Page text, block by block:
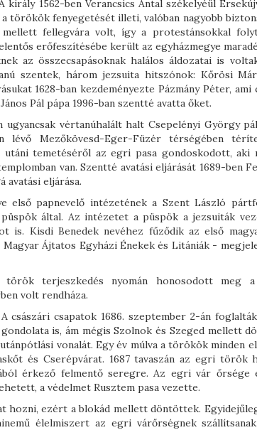
király 1562-ben Verancsics Antal székelyéül
törökök fenyegetését illeti, valóban nagyobb
fellegvára volt, így a protestánsokkal
erőfeszítésébe került az egyházmegye
az összecsapásoknak halálos áldozatai is
szentek, három jezsuita hitszónok: Kőrösi
1628-ban kezdeményezte Pázmány Péter, ami
Pál pápa 1996-ban szentté avatta őket.
vértanúhalált halt Csepelényi György
Mezőkövesd-Eger-Füzér térségében
temetéséről az egri pasa gondoskodott, aki
van. Szentté avatási eljárását 1689-ben
avatási eljárása.
első papnevelő intézetének a Szent László
püspök által. Az intézetet a püspök a jezsuiták
is. Kisdi Benedek nevéhez fűződik az első
Ájtatos Egyházi Énekek és Litániák -
török terjeszkedés nyomán honosodott meg
volt rendháza.
császári csapatok 1686. szeptember 2-án
is, ám mégis Szolnok és Szeged mellett
vonalát. Egy év múlva a törökök minden
és Cserépvárat. 1687 tavaszán az egri török
érkező felmentő seregre. Az egri vár őrsége
a védelmet Rusztem pasa vezette.
hozni, ezért a blokád mellett döntöttek.
élelmiszert az egri várőrségnek